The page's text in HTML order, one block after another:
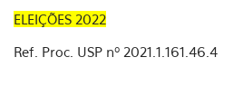
ELEIÇÕES 2022
Ref. Proc. USP nº 2021.1.161.46.4